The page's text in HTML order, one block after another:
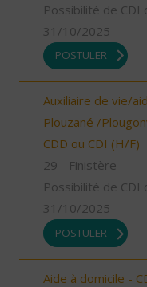
Possibilité de CDI
31/10/2025
POSTULER
Auxiliaire de vie/
Plouzané /
CDD ou CDI (H/F)
29 - Finistère
Possibilité de CDI
31/10/2025
POSTULER
Aide à domicile -